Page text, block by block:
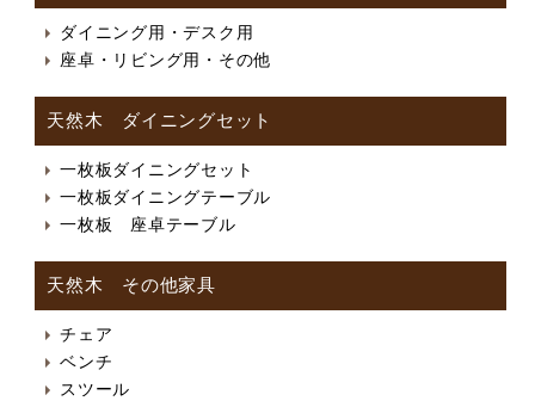
ダイニング用・デスク用
座卓・リビング用・その他
天然木 ダイニングセット
一枚板ダイニングセット
一枚板ダイニングテーブル
一枚板 座卓テーブル
天然木 その他家具
チェア
ベンチ
スツール